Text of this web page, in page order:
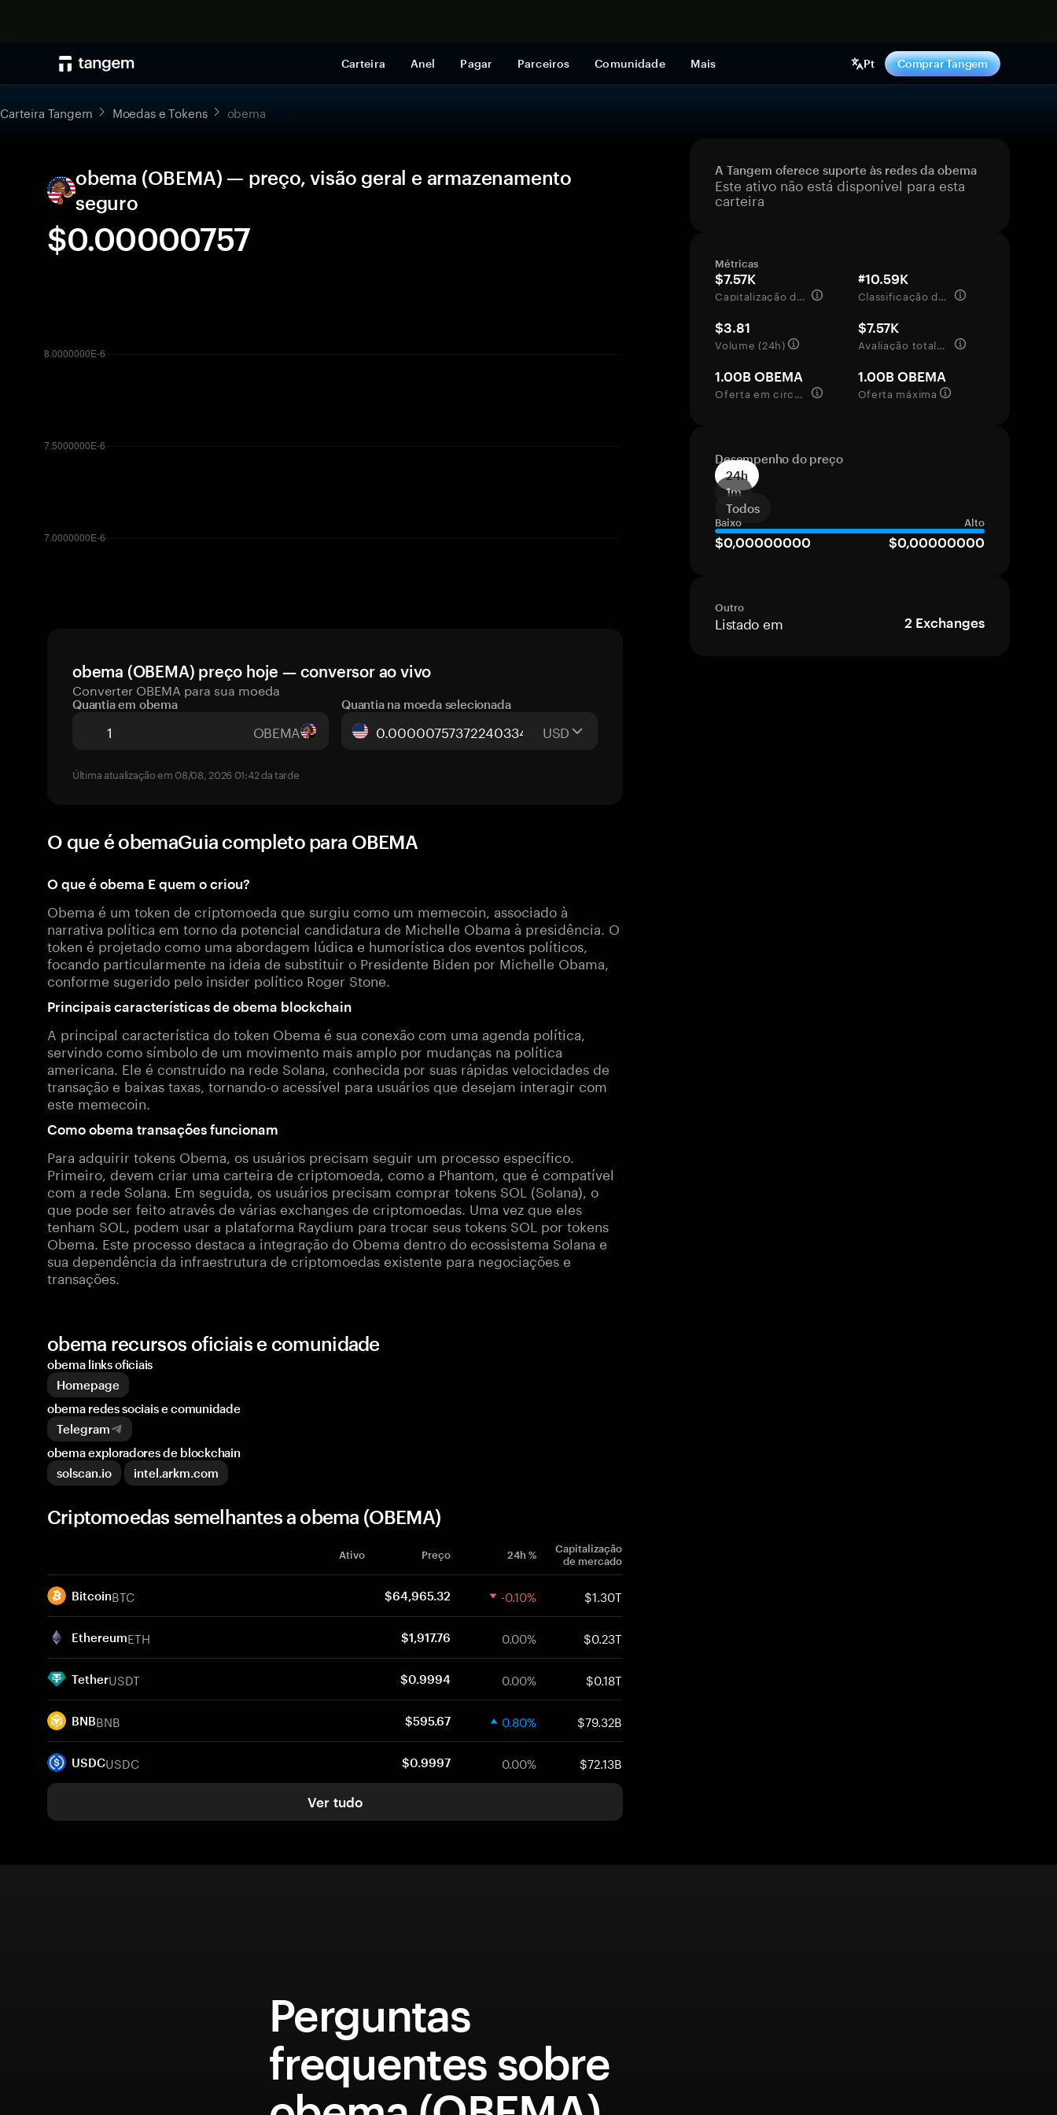
Carteira Anel Pagar Parceiros Comunidade Mais Pt Comprar Tangem
Carteira Tangem Moedas e Tokens obema
obema (OBEMA) — preço, visão geral e armazenamento
seguro
$0.00000757
obema (OBEMA) preço hoje — conversor ao vivo
Converter OBEMA para sua moeda
Quantia em obema
OBEMA
Quantia na moeda selecionada
USD
Última atualização em 08/08, 2026 01:42 da tarde
O que é obemaGuia completo para OBEMA
O que é obema E quem o criou?
Obema é um token de criptomoeda que surgiu como um memecoin, associado à
narrativa política em torno da potencial candidatura de Michelle Obama à presidência. O
token é projetado como uma abordagem lúdica e humorística dos eventos políticos,
focando particularmente na ideia de substituir o Presidente Biden por Michelle Obama,
conforme sugerido pelo insider político Roger Stone.
Principais características de obema blockchain
A principal característica do token Obema é sua conexão com uma agenda política,
servindo como símbolo de um movimento mais amplo por mudanças na política
americana. Ele é construído na rede Solana, conhecida por suas rápidas velocidades de
transação e baixas taxas, tornando-o acessível para usuários que desejam interagir com
este memecoin.
Como obema transações funcionam
Para adquirir tokens Obema, os usuários precisam seguir um processo específico.
Primeiro, devem criar uma carteira de criptomoeda, como a Phantom, que é compatível
com a rede Solana. Em seguida, os usuários precisam comprar tokens SOL (Solana), o
que pode ser feito através de várias exchanges de criptomoedas. Uma vez que eles
tenham SOL, podem usar a plataforma Raydium para trocar seus tokens SOL por tokens
Obema. Este processo destaca a integração do Obema dentro do ecossistema Solana e
sua dependência da infraestrutura de criptomoedas existente para negociações e
transações.
A Tangem oferece suporte às redes da obema
Este ativo não está disponível para esta
carteira
Métricas
$7.57K
Capitalização de mercado
#10.59K
Classificação de mercado
$3.81
Volume (24h)
$7.57K
Avaliação totalmente diluída
1.00B OBEMA
Oferta em circulação
1.00B OBEMA
Oferta máxima
Desempenho do preço
24h
1m
Todos
Baixo Alto
$0,00000000 $0,00000000
Outro
Listado em 2 Exchanges
obema recursos oficiais e comunidade
obema links oficiais
Homepage
obema redes sociais e comunidade
Telegram
obema exploradores de blockchain
solscan.io
intel.arkm.com
Criptomoedas semelhantes a obema (OBEMA)
Ativo Preço 24h %
Capitalização
de mercado
BitcoinBTC $64,965.32 -0.10% $1.30T
EthereumETH $1,917.76 0.00% $0.23T
TetherUSDT $0.9994 0.00% $0.18T
BNBBNB $595.67 0.80% $79.32B
USDCUSDC $0.9997 0.00% $72.13B
Ver tudo
Perguntas
frequentes sobre